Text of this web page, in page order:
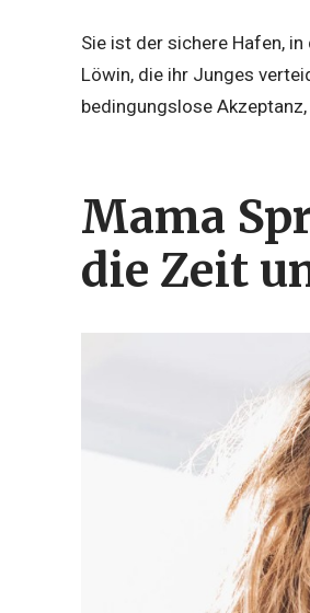
Sie ist der sichere Hafen,
Löwin, die ihr Junges
bedingungslose
Mama
die Zeit